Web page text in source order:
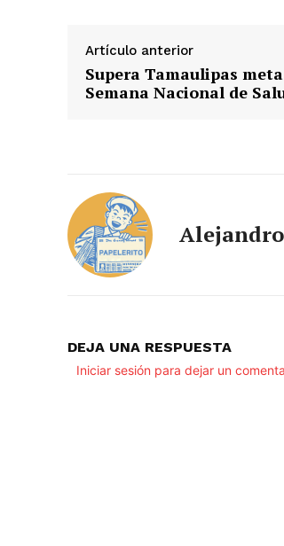
Artículo anterior
Supera Tamaulipas
Semana Nacional de
DEJA UNA RESPUESTA
Iniciar sesión para dejar un